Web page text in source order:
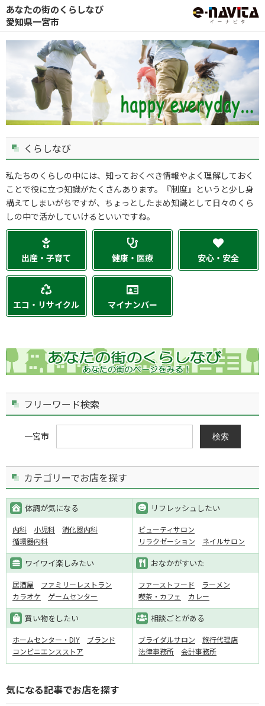
あなたの街のくらしなび
愛知県一宮市
くらしなび
私たちのくらしの中には、知っておくべき情報やよく理解しておく
ことで役に立つ知識がたくさんあります。『制度』というと少し身
構えてしまいがちですが、ちょっとしたまめ知識として日々のくら
しの中で活かしていけるといいですね。
出産・子育て 健康・医療 安心・安全
エコ・リサイクル マイナンバー
フリーワード検索
一宮市 検索
カテゴリーでお店を探す
体調が気になる
内科 小児科
消化器内科
循環器内科
リフレッシュしたい
ビューティサロン
リラクゼーション
ネイルサロン
ワイワイ楽しみたい
居酒屋
ファミリーレストラン
カラオケ
ゲームセンター
おなかがすいた
ファーストフード
ラーメン
喫茶・カフェ
カレー
買い物をしたい
ホームセンター・DIY
ブランド
コンビニエンスストア
相談ごとがある
ブライダルサロン
旅行代理店
法律事務所
会計事務所
気になる記事でお店を探す